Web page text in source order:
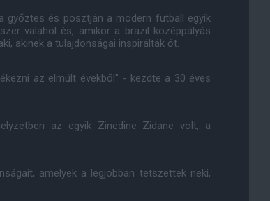
győztes és posztján a modern futball egyik
valahol és, amikor a brazil középpályás
akinek a tulajdonságai inspirálták őt.
az elmúlt évekből" - kezdte a 30 éves
az egyik Zinedine Zidane volt, a
amelyek a legjobban tetszettek neki,